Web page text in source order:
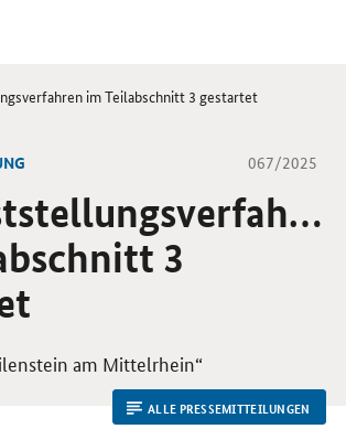
im Teilabschnitt 3 gestartet
067/2025
3
am Mittelrhein“
ALLE PRESSEMITTEILUNGEN